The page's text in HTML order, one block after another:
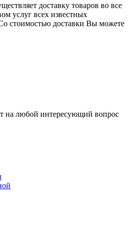
доставку товаров во все
услуг всех известных
стоимостью доставки Вы можете
на любой интересующий вопрос